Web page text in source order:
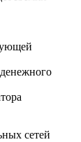
сетей